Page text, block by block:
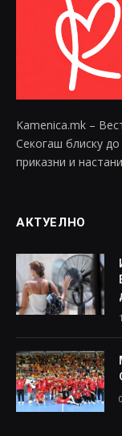
Kamenica.mk –
Секогаш блиску
приказни и
АКТУЕЛНО